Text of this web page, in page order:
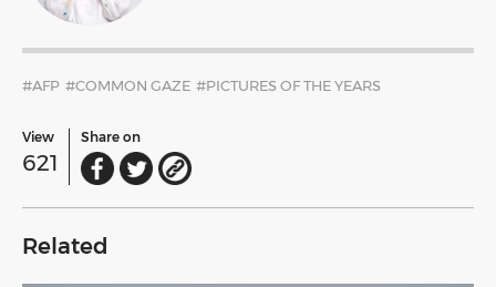
#AFP #COMMON GAZE #PICTURES OF THE YEARS
View
621
Share on
Related